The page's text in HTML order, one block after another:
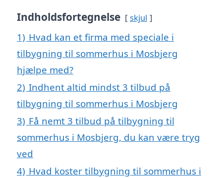
Indholdsfortegnelse skjul
1) Hvad kan et firma med speciale i
tilbygning til sommerhus i Mosbjerg
hjælpe med?
2) Indhent altid mindst 3 tilbud på
tilbygning til sommerhus i Mosbjerg
3) Få nemt 3 tilbud på tilbygning til
sommerhus i Mosbjerg, du kan være tryg
ved
4) Hvad koster tilbygning til sommerhus i